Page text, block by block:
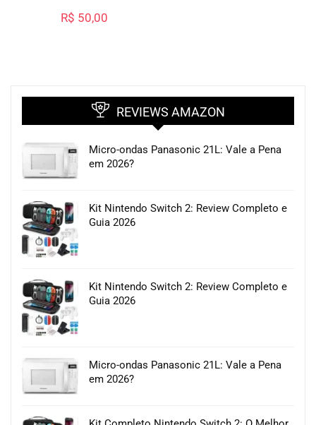
R$ 50,00
REVIEWS AMAZON
Micro-ondas Panasonic 21L: Vale a Pena
em 2026?
Kit Nintendo Switch 2: Review Completo e
Guia 2026
Kit Nintendo Switch 2: Review Completo e
Guia 2026
Micro-ondas Panasonic 21L: Vale a Pena
em 2026?